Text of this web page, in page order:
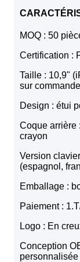
MOQ : 50
Certification :
Taille : 10,9"
sur
Design : étui
Coque arrière
crayon
Version
(espagnol,
Emballage :
Paiement :
Logo : En
Conception
personnalisée